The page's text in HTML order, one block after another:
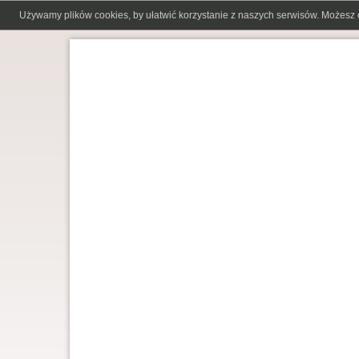
Używamy plików cookies, by ułatwić korzystanie z naszych serwisów.